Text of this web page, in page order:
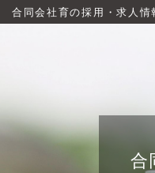
合同会社育の採用・求人情
合